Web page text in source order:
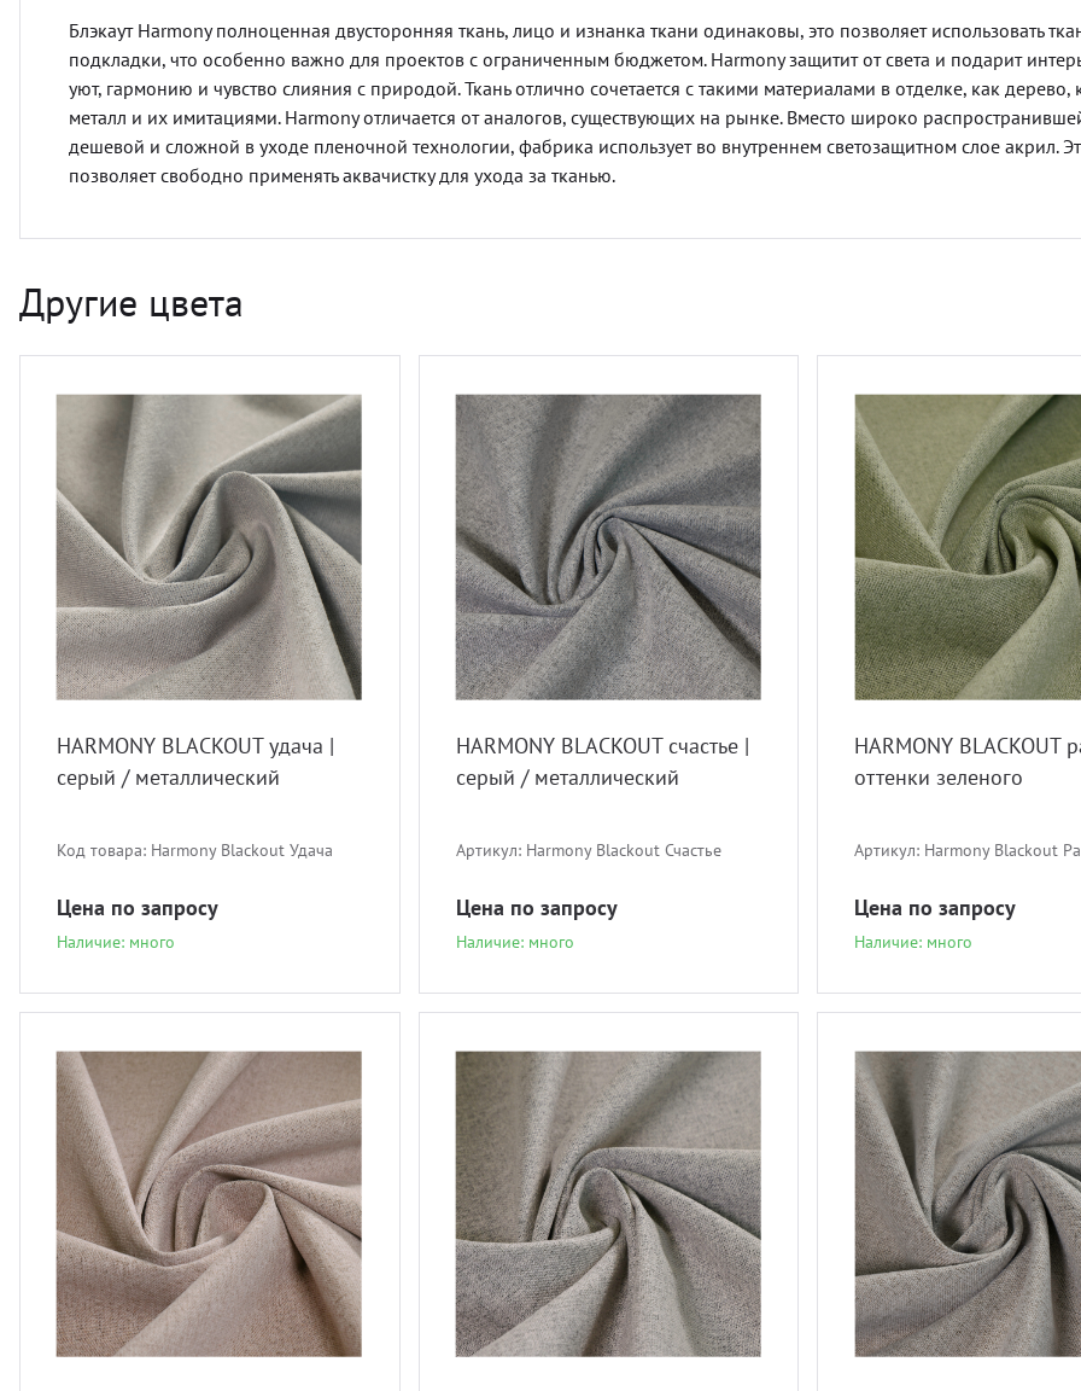
Блэкаут Harmony полноценная двусторонняя ткань, лицо и изнанка ткани одинаковы, это позволяет использовать
подкладки, что особенно важно для проектов с ограниченным бюджетом. Harmony защитит от света и подарит
уют, гармонию и чувство слияния с природой. Ткань отлично сочетается с такими материалами в отделке, как дерево,
металл и их имитациями. Harmony отличается от аналогов, существующих на рынке. Вместо широко
дешевой и сложной в уходе пленочной технологии, фабрика использует во внутреннем светозащитном слое акрил.
позволяет свободно применять аквачистку для ухода за тканью.
Другие цвета
HARMONY BLACKOUT удача |
серый / металлический
Код товара: Harmony Blackout Удача
Цена по запросу
Наличие: много
HARMONY BLACKOUT счастье |
серый / металлический
Артикул: Harmony Blackout Счастье
Цена по запросу
Наличие: много
HARMONY BLACKOUT
оттенки зеленого
Артикул: Harmony Blackout
Цена по запросу
Наличие: много